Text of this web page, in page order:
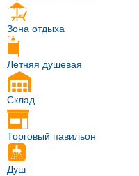
Зона отдыха
Летняя душевая
Склад
Торговый павильон
Душ